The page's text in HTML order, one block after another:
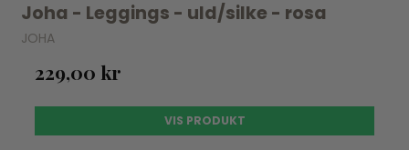
Joha - Leggings - uld/silke - rosa
JOHA
229,00 kr
VIS PRODUKT